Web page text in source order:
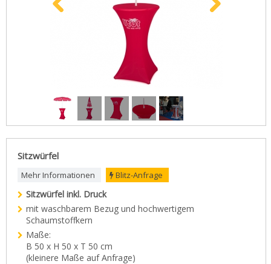
Sitzwürfel
Mehr Informationen Blitz-Anfrage
Sitzwürfel inkl. Druck
mit waschbarem Bezug und hochwertigem
Schaumstoffkern
Maße:
B 50 x H 50 x T 50 cm
(kleinere Maße auf Anfrage)